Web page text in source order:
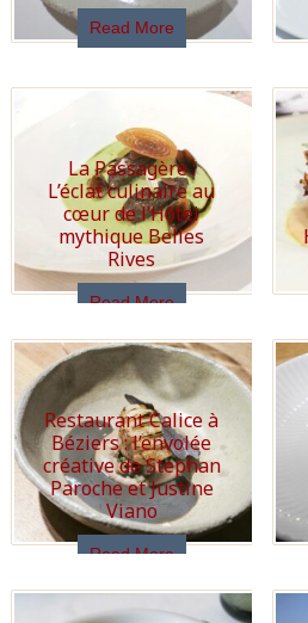
Read More
La Passagère :
L’éclat culinaire au
cœur de l’Hôtel
mythique Belles
Rives
Read More
Restaurant Calice à
Béziers : l’envolée
créative de Stephan
Paroche et Justine
Viano
Read More